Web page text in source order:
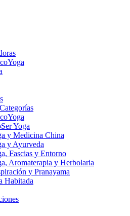
Yoga
y Medicina China
y Ayurveda
Fascias y Entorno
Aromaterapia y Herbolaria
y Pranayama
Habitada